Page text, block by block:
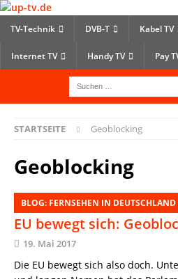
TV-Technik DVB-T Kabel TV
Internet TV Handy TV Pay
STARTSEITE Geoblocking
Geoblocking
BLOG: FERNSEHEN IN DEUTSCHLAND
EU bewegt sich:
19. Mai 2017
Die EU bewegt sich also doch.